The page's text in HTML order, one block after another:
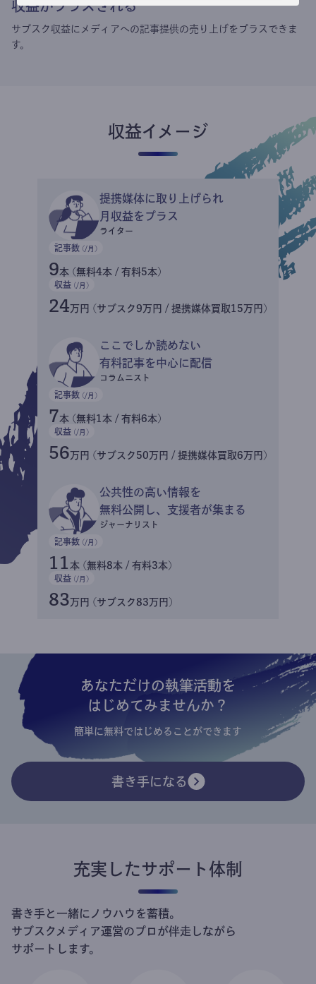
収益がプラスされる
サブスク収益にメディアへの記事提供の売り上げをプラスできま
す。
収益イメージ
提携媒体に取り上げられ
月収益をプラス
ライター
記事数 (/月)
9本 (無料4本 / 有料5本)
収益 (/月)
24万円 (サブスク9万円 / 提携媒体買取15万円)
ここでしか読めない
有料記事を中心に配信
コラムニスト
記事数 (/月)
7本 (無料1本 / 有料6本)
収益 (/月)
56万円 (サブスク50万円 / 提携媒体買取6万円)
公共性の高い情報を
無料公開し、支援者が集まる
ジャーナリスト
記事数 (/月)
11 本 (無料8本 / 有料3本)
収益 (/月)
83万円 (サブスク83万円)
あなただけの執筆活動を
はじめてみませんか？
簡単に無料ではじめることができます
書き手になる
充実したサポート体制
書き手と一緒にノウハウを蓄積。
サブスクメディア運営のプロが伴走しながら
サポートします。